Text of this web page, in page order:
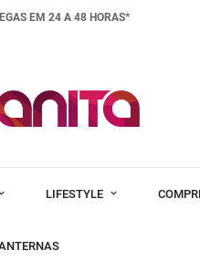
EM 24 A 48 HORAS*
LIFESTYLE